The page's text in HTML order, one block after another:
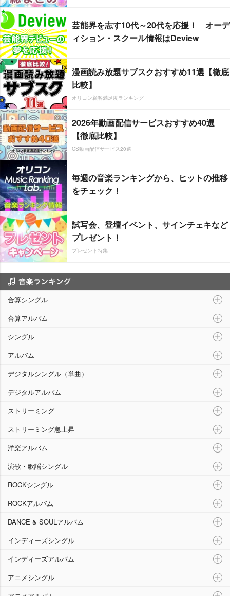
芸能界を志す10代～20代を応援！ オーデ
ィション・スクール情報はDeview
漫画読み放題サブスクおすすめ11選【徹底
比較】
オリコン顧客満足度ランキング
2026年動画配信サービスおすすめ40選
【徹底比較】
CS動画配信サービス20選
毎週の音楽ランキングから、ヒットの推移
をチェック！
試写会、登壇イベント、サインチェキなど
プレゼント！
プレゼント特集
合算シングル
合算アルバム
シングル
アルバム
デジタルシングル（単曲）
デジタルアルバム
ストリーミング
ストリーミング急上昇
洋楽アルバム
演歌・歌謡シングル
ROCKシングル
ROCKアルバム
DANCE & SOULアルバム
インディーズシングル
インディーズアルバム
アニメシングル